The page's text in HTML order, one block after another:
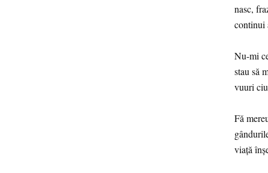
nasc,
continui
Nu-mi
stau să
vuuri
Fă
viață